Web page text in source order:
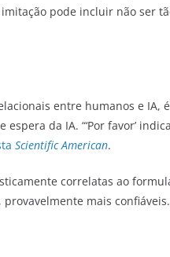
pode incluir não ser
entre humanos e IA,
da IA. “‘Por favor’
Scientific American.
correlatas ao
mais confiáveis.